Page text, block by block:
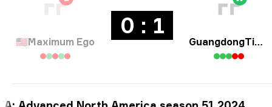
GuangdongTigers
Maximum Ego
🇺🇸